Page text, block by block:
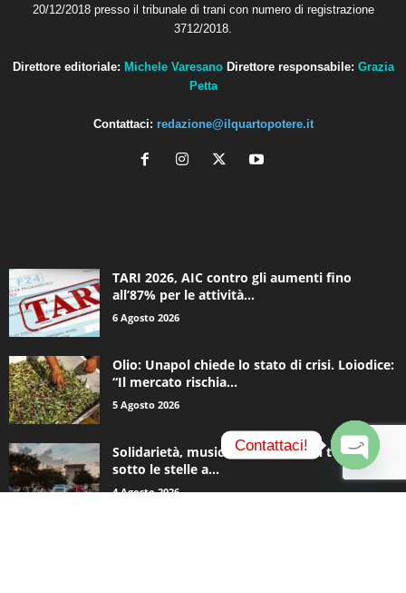
20/12/2018 presso il tribunale di trani con numero di registrazione
3712/2018.
Direttore editoriale: Michele Varesano Direttore responsabile: Grazia
Petta
Contattaci: redazione@ilquartopotere.it
TARI 2026, AIC contro gli aumenti fino
all’87% per le attività...
6 Agosto 2026
Olio: Unapol chiede lo stato di crisi. Loiodice:
“Il mercato rischia...
5 Agosto 2026
Solidarietà, musica e una notte in tenda
sotto le stelle a...
4 Agosto 2026
Contattaci!
O